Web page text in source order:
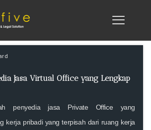
Jasa Virtual Office yang Lengkap
penyedia jasa Private Office yang
kerja pribadi yang terpisah dari ruang kerja